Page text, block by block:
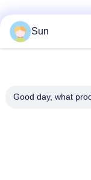
ROUTE NO.55
Sun
Good day, what